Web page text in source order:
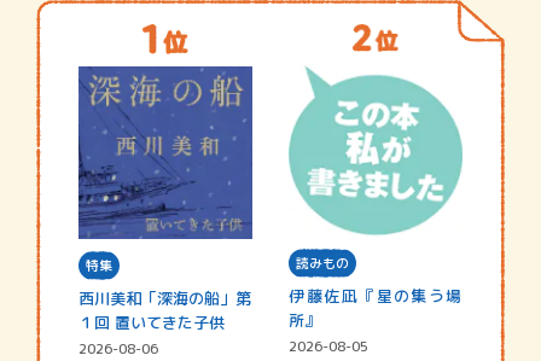
特集
西川美和「深海の船」第
１回 置いてきた子供
2026-08-06
読みもの
伊藤佐凪『星の集う場
所』
2026-08-05